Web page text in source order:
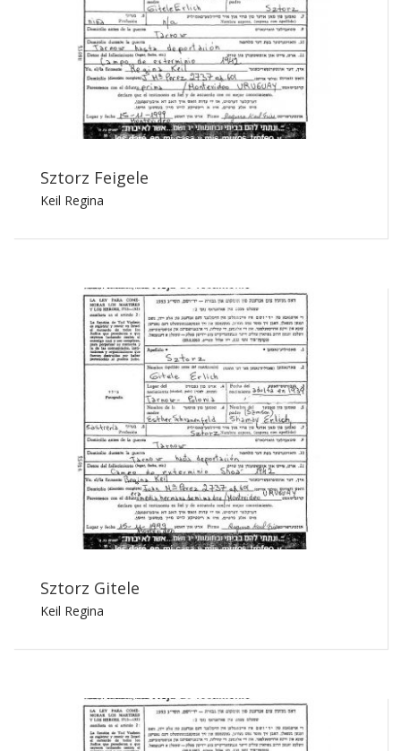
Sztorz Feigele
Keil Regina
Sztorz Gitele
Keil Regina